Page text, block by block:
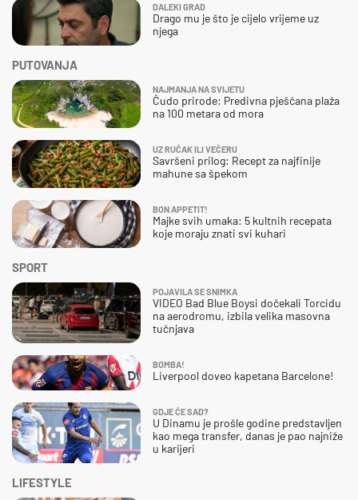
SPORT
POJAVILA SE SNIMKA
VIDEO Bad Blue Boysi dočekali Torcidu
na aerodromu, izbila velika masovna
tučnjava
BOMBA!
Liverpool doveo kapetana Barcelone!
GDJE ĆE SAD?
U Dinamu je prošle godine predstavljen
kao mega transfer, danas je pao najniže
u karijeri
DALEKI GRAD
Drago mu je što je cijelo vrijeme uz
njega
PUTOVANJA
NAJMANJA NA SVIJETU
Čudo prirode: Predivna pješčana plaža
na 100 metara od mora
UZ RUČAK ILI VEČERU
Savršeni prilog: Recept za najfinije
mahune sa špekom
BON APPETIT!
Majke svih umaka: 5 kultnih recepata
koje moraju znati svi kuhari
LIFESTYLE